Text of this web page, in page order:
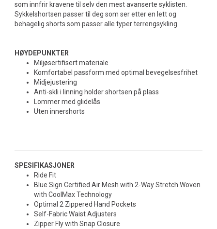
som innfrir kravene til selv den mest avanserte syklisten.
Sykkelshortsen passer til deg som ser etter en lett og
behagelig shorts som passer alle typer terrengsykling.
HØYDEPUNKTER
Miljøsertifisert materiale
Komfortabel passform med optimal bevegelsesfrihet
Midjejustering
Anti-skli i linning holder shortsen på plass
Lommer med glidelås
Uten innershorts
SPESIFIKASJONER
Ride Fit
Blue Sign Certified Air Mesh with 2-Way Stretch Woven
with CoolMax Technology
Optimal 2 Zippered Hand Pockets
Self-Fabric Waist Adjusters
Zipper Fly with Snap Closure